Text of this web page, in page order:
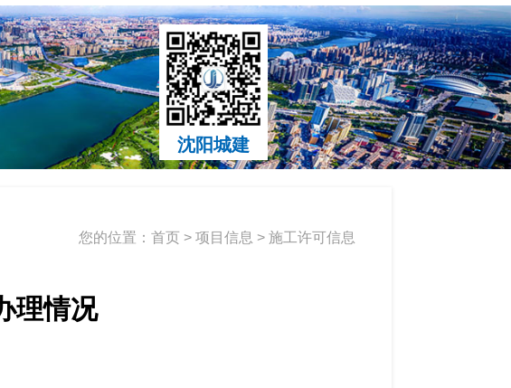
沈阳城建
您的位置： 首页 > 项目信息 > 施工许可信息
理情况